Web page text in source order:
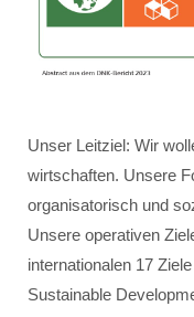
Unser Leitziel: Wir
wirtschaften. Unsere
organisatorisch und
Unsere operativen
internationalen 17
Sustainable